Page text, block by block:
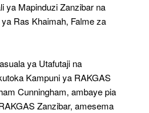
ya Mapinduzi Zanzibar na
Ras Khaimah, Falme za
ya Utafutaji na
Kampuni ya RAKGAS
Cunningham, ambaye pia
Zanzibar, amesema